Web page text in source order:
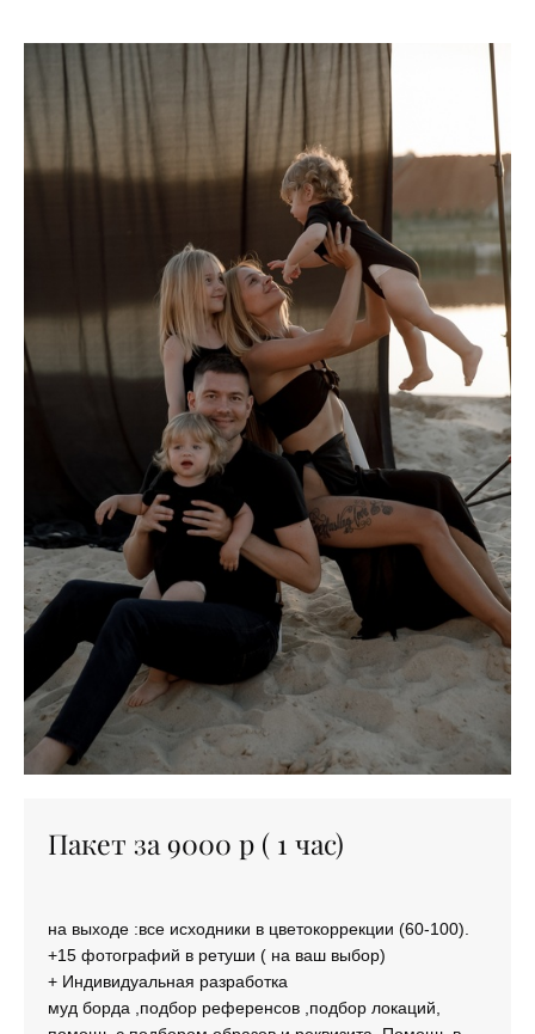
Пакет за 9000 р ( 1 час)
на выходе :все исходники в цветокоррекции (60-100).
+15 фотографий в ретуши ( на ваш выбор)
+ Индивидуальная разработка
муд борда ,подбор референсов ,подбор локаций,